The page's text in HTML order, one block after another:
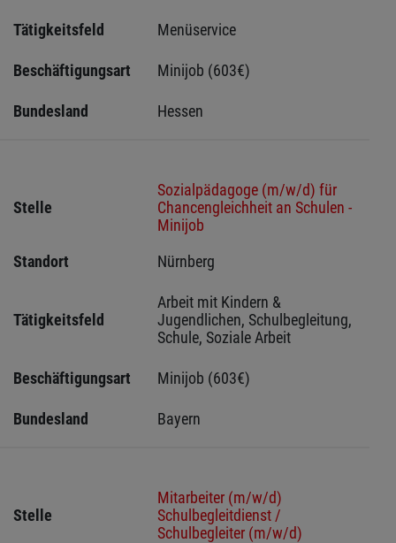
Tätigkeitsfeld Menüservice
Beschäftigungsart Minijob (603€)
Bundesland Hessen
Stelle
Sozialpädagoge (m/w/d) für
Chancengleichheit an Schulen -
Minijob
Standort
Nürnberg
Tätigkeitsfeld
Arbeit mit Kindern &
Jugendlichen, Schulbegleitung,
Schule, Soziale Arbeit
Beschäftigungsart Minijob (603€)
Bundesland Bayern
Stelle
Mitarbeiter (m/w/d)
Schulbegleitdienst /
Schulbegleiter (m/w/d)